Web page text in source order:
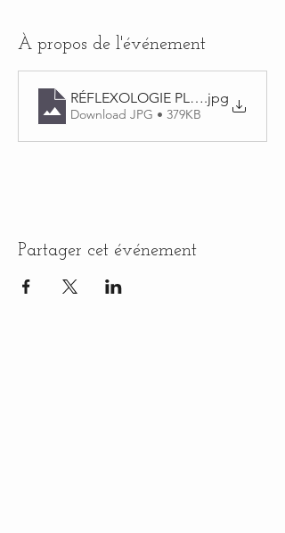
À propos de l'événement
RÉFLEXOLOGIE PLANTAIRE
.jpg
Download JPG • 379KB
Partager cet événement